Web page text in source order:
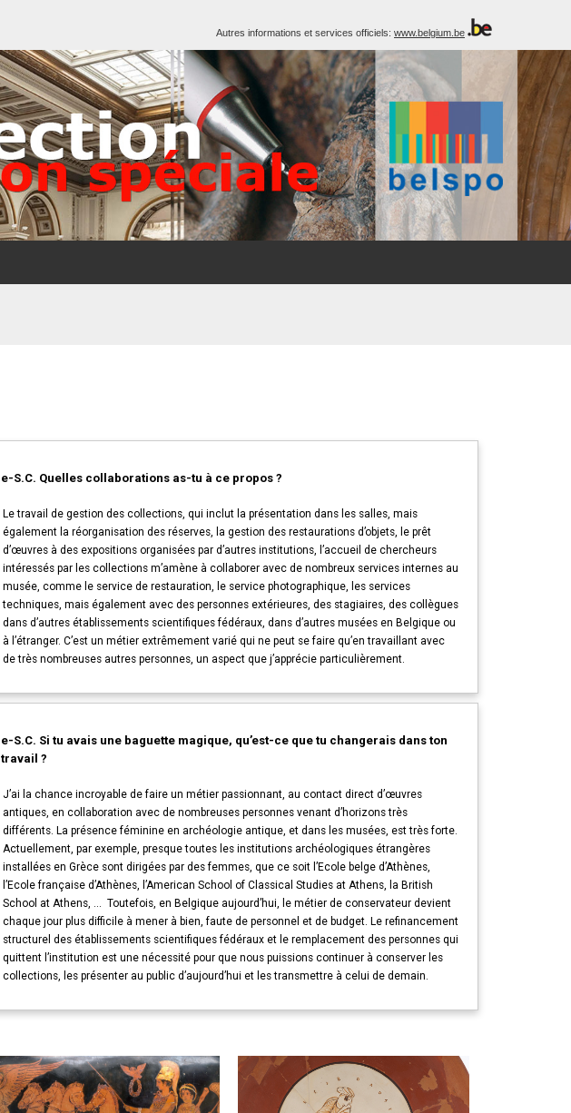
Autres informations et services officiels: www.belgium.be
e-S.C. Quelles collaborations as-tu à ce propos ?
Le travail de gestion des collections, qui inclut la présentation dans les salles, mais
également la réorganisation des réserves, la gestion des restaurations d’objets, le prêt
d’œuvres à des expositions organisées par d’autres institutions, l’accueil de chercheurs
intéressés par les collections m’amène à collaborer avec de nombreux services internes au
musée, comme le service de restauration, le service photographique, les services
techniques, mais également avec des personnes extérieures, des stagiaires, des collègues
dans d’autres établissements scientifiques fédéraux, dans d’autres musées en Belgique ou
à l’étranger. C’est un métier extrêmement varié qui ne peut se faire qu’en travaillant avec
de très nombreuses autres personnes, un aspect que j’apprécie particulièrement.
e-S.C. Si tu avais une baguette magique, qu’est-ce que tu changerais dans ton
travail ?
J’ai la chance incroyable de faire un métier passionnant, au contact direct d’œuvres
antiques, en collaboration avec de nombreuses personnes venant d’horizons très
différents. La présence féminine en archéologie antique, et dans les musées, est très forte.
Actuellement, par exemple, presque toutes les institutions archéologiques étrangères
installées en Grèce sont dirigées par des femmes, que ce soit l’Ecole belge d’Athènes,
l’Ecole française d’Athènes, l’American School of Classical Studies at Athens, la British
School at Athens, ... Toutefois, en Belgique aujourd’hui, le métier de conservateur devient
chaque jour plus difficile à mener à bien, faute de personnel et de budget. Le refinancement
structurel des établissements scientifiques fédéraux et le remplacement des personnes qui
quittent l’institution est une nécessité pour que nous puissions continuer à conserver les
collections, les présenter au public d’aujourd’hui et les transmettre à celui de demain.